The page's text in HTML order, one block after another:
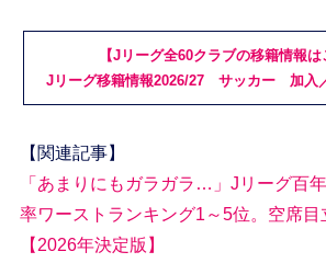
【Jリーグ全60クラブの移籍情報は
Jリーグ移籍情報2026/27 サッカー 加入
【関連記事】
「あまりにもガラガラ…」Jリーグ百
率ワーストランキング1～5位。空席目
【2026年決定版】